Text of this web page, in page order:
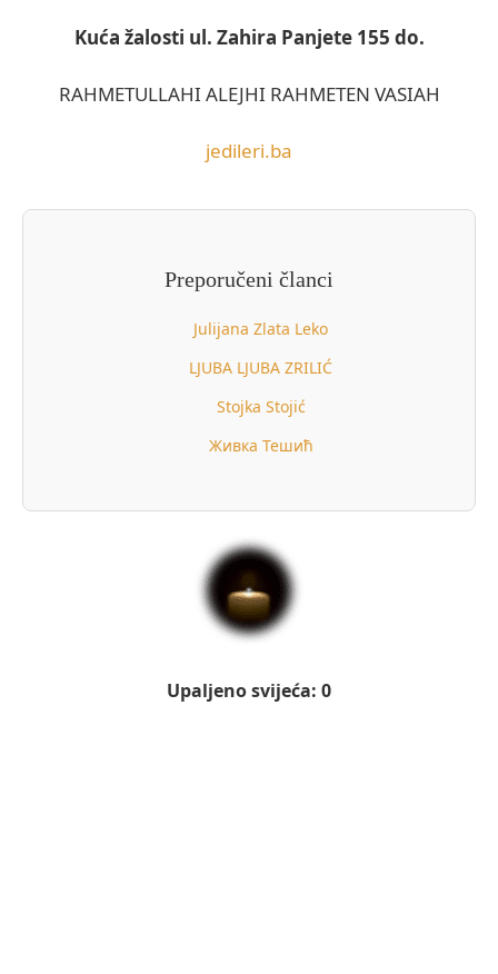
Kuća žalosti ul. Zahira Panjete 155 do.
RAHMETULLAHI ALEJHI RAHMETEN VASIAH
jedileri.ba
Preporučeni članci
Julijana Zlata Leko
LJUBA LJUBA ZRILIĆ
Stojka Stojić
Живка Тешић
Upaljeno svijeća: 0